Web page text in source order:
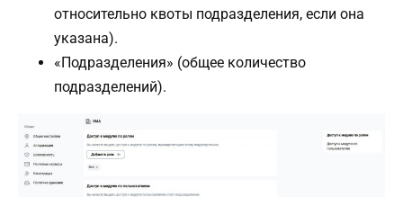
относительно квоты подразделения, если она
указана).
«Подразделения» (общее количество
подразделений).